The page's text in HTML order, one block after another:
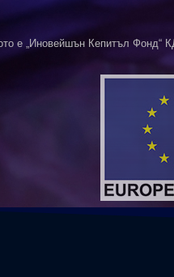
е „Иновейшън Кепитъл Фонд“